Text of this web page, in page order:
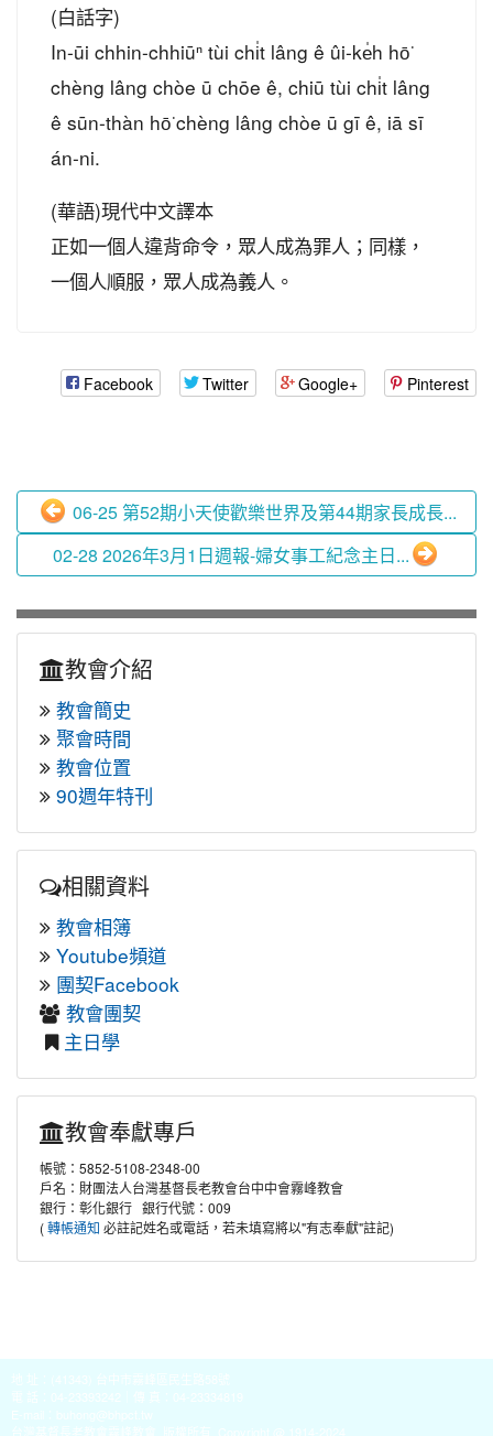
(白話字)
In-ūi chhin-chhiūⁿ tùi chi̍t lâng ê ûi-ke̍h hō͘
chèng lâng chòe ū chōe ê, chiū tùi chi̍t lâng
ê sūn-thàn hō͘ chèng lâng chòe ū gī ê, iā sī
án-ni.
(華語)現代中文譯本
正如一個人違背命令，眾人成為罪人；同樣，
一個人順服，眾人成為義人。
Facebook Twitter Google+ Pinterest
06-25 第52期小天使歡樂世界及第44期家長成長...
02-28 2026年3月1日週報-婦女事工紀念主日...
教會介紹
教會簡史
聚會時間
教會位置
90週年特刊
相關資料
教會相簿
Youtube頻道
團契Facebook
教會團契
主日學
教會奉獻專戶
帳號：5852-5108-2348-00
戶名：財團法人台灣基督長老教會台中中會霧峰教會
銀行：彰化銀行 銀行代號：009
( 轉帳通知 必註記姓名或電話，若未填寫將以"有志奉獻"註記)
地 址：(41343) 台中市霧峰區民生路58號
E-mail：
buhong@bhpct.tw
台灣基督長老教會霧峰教會 版權所有 Copyright @ 1914-2024